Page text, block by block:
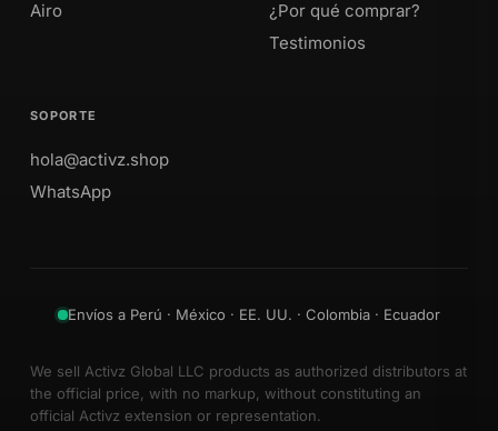
Airo
¿Por qué comprar?
Testimonios
SOPORTE
hola@activz.shop
WhatsApp
Envíos a Perú · México · EE. UU. · Colombia · Ecuador
We sell Activz Global LLC products as authorized distributors at
the official price, with no markup, without constituting an
official Activz extension or representation.